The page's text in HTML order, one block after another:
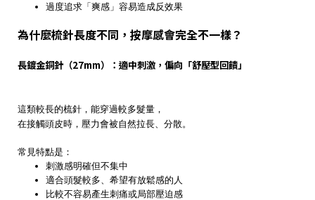
過度追求「爽感」容易造成反效果
為什麼梳針長度不同，按摩感會完全不一樣？
長鍍金銅針（27mm）：適中刺激，偏向「舒壓型回饋」
這類較長的梳針，能穿過較多髮量，
在接觸頭皮時，壓力會被自然拉長、分散。
常見特點是：
刺激感明確但不集中
適合頭髮較多、希望有放鬆感的人
比較不容易產生刺痛或局部壓迫感